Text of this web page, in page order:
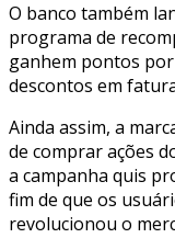
O banco também
programa de
ganhem pontos
descontos em
Ainda assim, a
de comprar ações
a campanha quis
fim de que os
revolucionou o